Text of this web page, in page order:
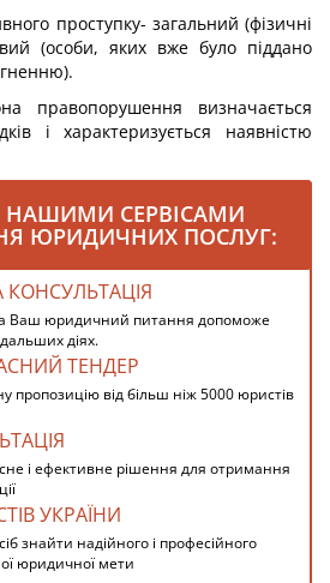
проступку- загальний (фізичні
(особи, яких вже було піддано
правопорушення визначається
і характеризується наявністю
НАШИМИ СЕРВІСАМИ
ЮРИДИЧНИХ ПОСЛУГ:
Ваш юридичний питання допоможе
діях.
ТЕНДЕР
пропозицію від більш ніж 5000 юристів
і ефективне рішення для отримання
УКРАЇНИ
знайти надійного і професійного
юридичної мети